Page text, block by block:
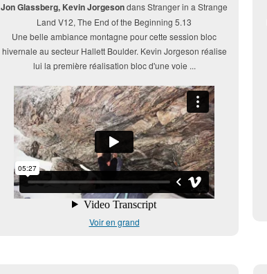
Jon Glassberg, Kevin Jorgesondans Stranger in a Strange
Land V12, The End of the Beginning 5.13
Une belle ambiance montagne pour cette session bloc
hivernale au secteur Hallett Boulder. Kevin Jorgeson réalise
lui la première réalisation bloc d'une voie ...
Voir en grand